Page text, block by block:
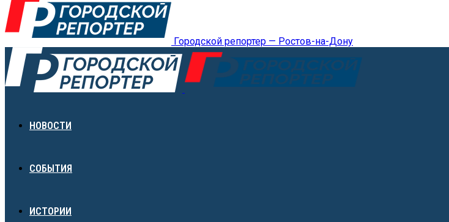
Городской репортер — Ростов-на-Дону
НОВОСТИ
СОБЫТИЯ
ИСТОРИИ